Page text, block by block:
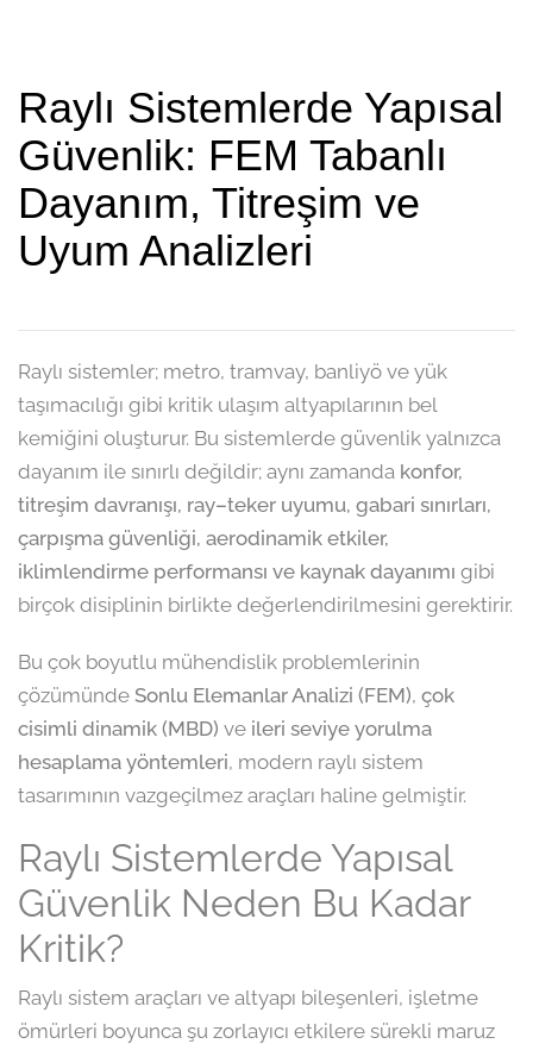
Raylı Sistemlerde Yapısal
Güvenlik: FEM Tabanlı
Dayanım, Titreşim ve
Uyum Analizleri
Raylı sistemler; metro, tramvay, banliyö ve yük
taşımacılığı gibi kritik ulaşım altyapılarının bel
kemiğini oluşturur. Bu sistemlerde güvenlik yalnızca
dayanım ile sınırlı değildir; aynı zamanda konfor,
titreşim davranışı, ray–teker uyumu, gabari sınırları,
çarpışma güvenliği, aerodinamik etkiler,
iklimlendirme performansı ve kaynak dayanımı gibi
birçok disiplinin birlikte değerlendirilmesini gerektirir.
Bu çok boyutlu mühendislik problemlerinin
çözümünde Sonlu Elemanlar Analizi (FEM), çok
cisimli dinamik (MBD) ve ileri seviye yorulma
hesaplama yöntemleri, modern raylı sistem
tasarımının vazgeçilmez araçları haline gelmiştir.
Raylı Sistemlerde Yapısal
Güvenlik Neden Bu Kadar
Kritik?
Raylı sistem araçları ve altyapı bileşenleri, işletme
ömürleri boyunca şu zorlayıcı etkilere sürekli maruz